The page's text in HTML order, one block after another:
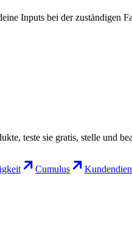
Inputs bei der zuständigen
teste sie gratis, stelle und
Cumulus